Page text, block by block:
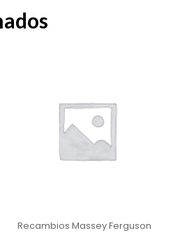
Recambios Massey Ferguson